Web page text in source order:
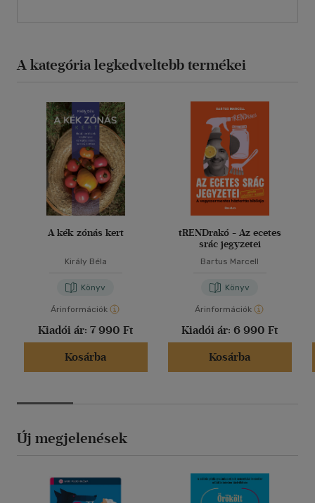
A kategória legkedveltebb termékei
A kék zónás kert
Király Béla
Könyv
Árinformációk
Kiadói ár: 7 990 Ft
Kosárba
tRENDrakó - Az ecetes
srác jegyzetei
Bartus Marcell
Könyv
Árinformációk
Kiadói ár: 6 990 Ft
Kosárba
Új megjelenések